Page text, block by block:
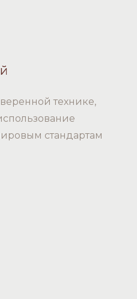
технике,
стандартам